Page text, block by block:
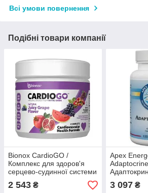
Всі умови повернення
Подібні товари компанії
Bionox CardioGO /
Комплекс для здоров'я
серцево-судинної системи
смак винограду 210 г
2 543 ₴
Apex
при стресі
енергії 120
3 097₴